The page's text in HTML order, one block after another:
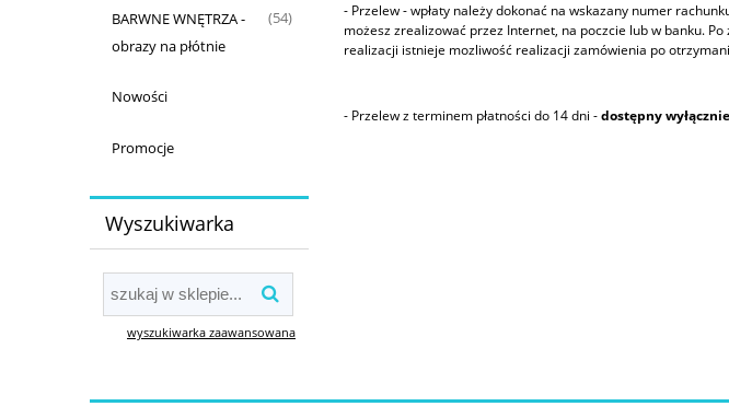
BARWNE WNĘTRZA -
obrazy na płótnie
(54)
Nowości
Promocje
Wyszukiwarka
wyszukiwarka zaawansowana
- Przelew - wpłaty należy dokonać na wskazany numer
możesz zrealizować przez Internet, na poczcie lub w banku.
realizacji istnieje mozliwość realizacji zamówienia po
- Przelew z terminem płatności do 14 dni -dostępny